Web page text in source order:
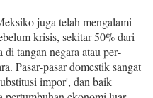
juga telah meng­alami
krisis, sekitar 50% dari
di tangan negara atau per­
Pasar‑pasar domestik sangat
impor', dan baik